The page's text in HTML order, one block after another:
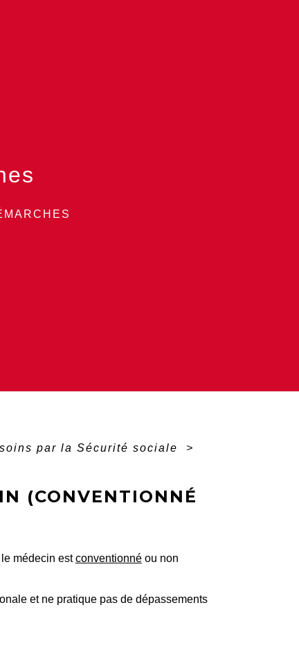
par la Sécurité sociale
>
(CONVENTIONNÉ
médecin estconventionnéou non
et ne pratique pas de dépassements